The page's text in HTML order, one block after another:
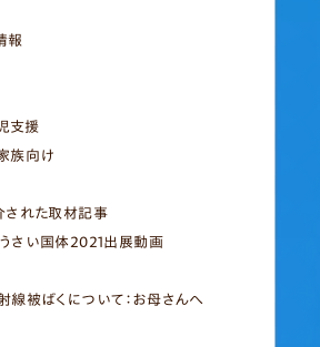
報
支援
族向け
された取材記事
さい国体2021出展動画
線被ばくについて：お母さんへ